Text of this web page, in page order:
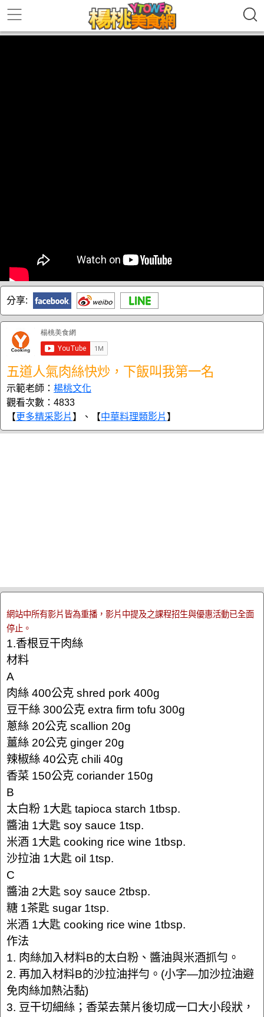
分享:
五道人氣肉絲快炒，下飯叫我第一名
示範老師： 楊桃文化
觀看次數：4833
【更多精采影片 】、【中華料理類影片 】
網站中所有影片皆為重播，影片中提及之課程招生與優惠活動已全面
停止。
1.香根豆干肉絲
材料
A
肉絲 400公克 shred pork 400g
豆干絲 300公克 extra firm tofu 300g
蔥絲 20公克 scallion 20g
薑絲 20公克 ginger 20g
辣椒絲 40公克 chili 40g
香菜 150公克 coriander 150g
B
太白粉 1大匙 tapioca starch 1tbsp.
醬油 1大匙 soy sauce 1tsp.
米酒 1大匙 cooking rice wine 1tbsp.
沙拉油 1大匙 oil 1tsp.
C
醬油 2大匙 soy sauce 2tbsp.
糖 1茶匙 sugar 1tsp.
米酒 1大匙 cooking rice wine 1tbsp.
作法
1. 肉絲加入材料B的太白粉、醬油與米酒抓勻。
2. 再加入材料B的沙拉油拌勻。(小字—加沙拉油避
免肉絲加熱沾黏)
3. 豆干切細絲；香菜去葉片後切成一口大小段狀，